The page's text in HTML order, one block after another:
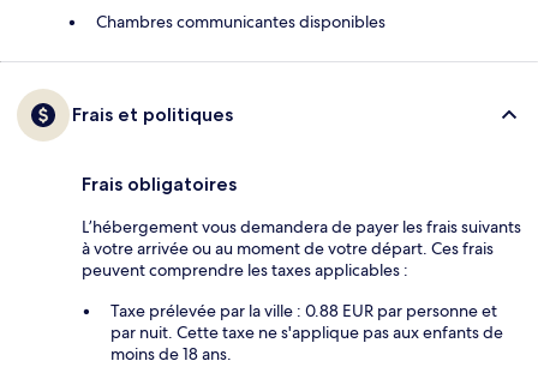
Chambres communicantes disponibles
Frais et politiques
Frais obligatoires
L’hébergement vous demandera de payer les frais suivants
à votre arrivée ou au moment de votre départ. Ces frais
peuvent comprendre les taxes applicables :
Taxe prélevée par la ville : 0.88 EUR par personne et
par nuit. Cette taxe ne s'applique pas aux enfants de
moins de 18 ans.